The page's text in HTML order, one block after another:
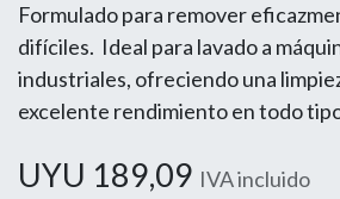
Formulado para remover
difíciles. Ideal para lavado a
industriales, ofreciendo una
excelente rendimiento en todo
UYU 189,09 IVA incluido